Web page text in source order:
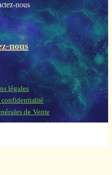
nous
nous
légales
de Vente